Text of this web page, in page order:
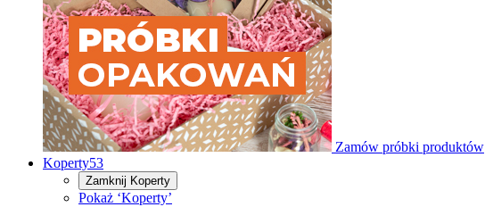
Zamów próbki produktów
Koperty53
Zamknij Koperty
Pokaż ‘Koperty’